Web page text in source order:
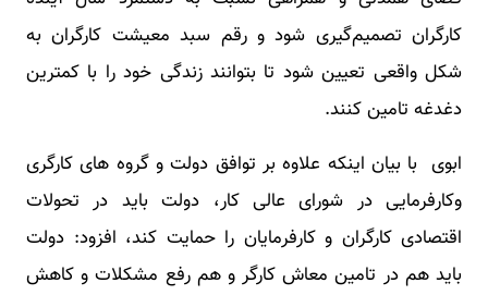
کارگران تصمیم‌گیری شود و رقم سبد معیشت کارگران به
شکل واقعی تعیین شود تا بتوانند زندگی خود را با کمترین
دغدغه تامین کنند.
ابوی با بیان اینکه علاوه بر توافق دولت و گروه های کارگری
وکارفرمایی در شورای عالی کار، دولت باید در تحولات
اقتصادی کارگران و کارفرمایان را حمایت کند، افزود: دولت
باید هم در تامین معاش کارگر و هم رفع مشکلات و کاهش